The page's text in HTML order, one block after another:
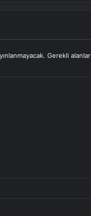
Gerekli alanlar